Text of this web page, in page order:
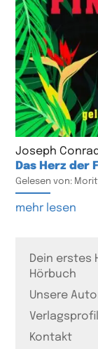
Joseph
Das Herz der
Gelesen von:
mehr lesen
Dein erstes
Hörbuch
Unsere
Verlagsprofil
Kontakt